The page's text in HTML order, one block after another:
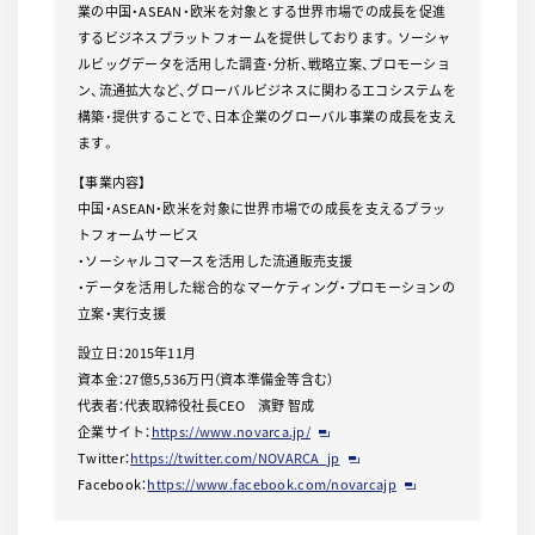
業の中国・ASEAN・欧米を対象とする世界市場での成長を促進
するビジネスプラットフォームを提供しております。ソーシャ
ルビッグデータを活用した調査･分析、戦略立案、プロモーショ
ン、流通拡大など、グローバルビジネスに関わるエコシステムを
構築･提供することで、日本企業のグローバル事業の成長を支え
ます。
【事業内容】
中国・ASEAN・欧米を対象に世界市場での成長を支えるプラッ
トフォームサービス
・ソーシャルコマースを活用した流通販売支援
・データを活用した総合的なマーケティング・プロモーションの
立案・実行支援
設立日：2015年11月
資本金：27億5,536万円（資本準備金等含む）
代表者：代表取締役社長CEO 濱野 智成
企業サイト：https://www.novarca.jp/
Twitter：https://twitter.com/NOVARCA_jp
Facebook：https://www.facebook.com/novarcajp